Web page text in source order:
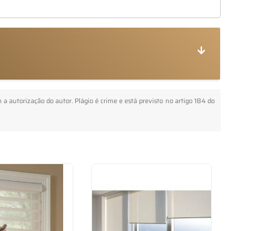
autorização do autor. Plágio é crime e está previsto no artigo 184 do